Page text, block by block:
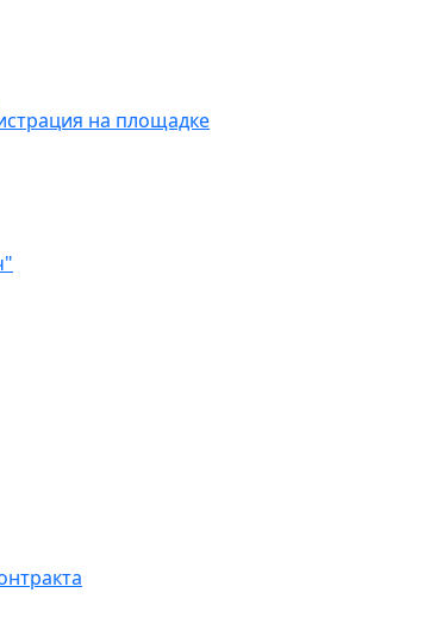
на площадке